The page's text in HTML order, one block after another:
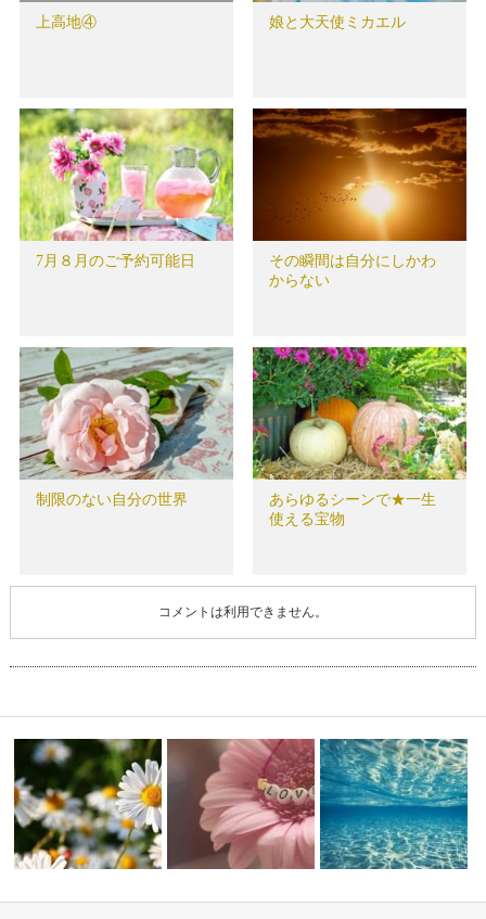
上高地④ 娘と大天使ミカエル
7月８月のご予約可能日
その瞬間は自分にしかわ
からない
制限のない自分の世界
あらゆるシーンで★一生
使える宝物
コメントは利用できません。